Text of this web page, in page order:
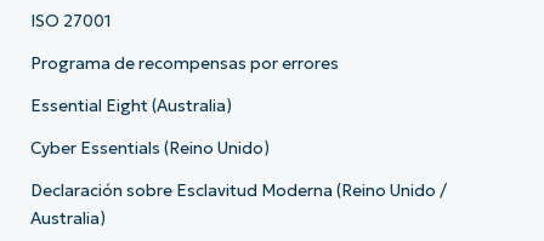
ISO 27001
Programa de recompensas por errores
Essential Eight (Australia)
Cyber Essentials (Reino Unido)
Declaración sobre Esclavitud Moderna (Reino Unido /
Australia)